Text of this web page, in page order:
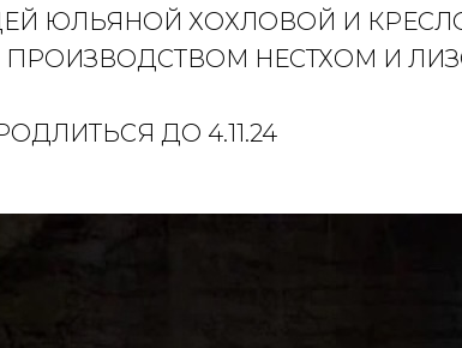
ЮЛЬЯНОЙ ХОХЛОВОЙ И
НЕСТХОМ И
ДО 4.11.24